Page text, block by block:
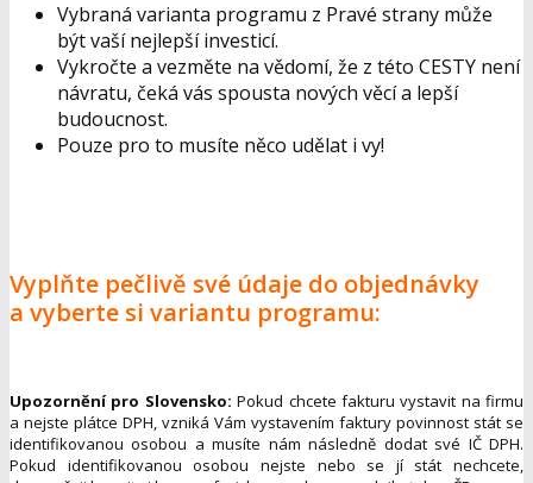
Vybraná varianta programu z Pravé strany může
být vaší nejlepší investicí.
Vykročte a vezměte na vědomí, že z této CESTY není
návratu, čeká vás spousta nových věcí a lepší
budoucnost.
Pouze pro to musíte něco udělat i vy!
Vyplňte pečlivě své údaje do objednávky
a vyberte si variantu programu:
Upozornění pro Slovensko: Pokud chcete fakturu vystavit na firmu
a nejste plátce DPH, vzniká Vám vystavením faktury povinnost stát se
identifikovanou osobou a musíte nám následně dodat své IČ DPH.
Pokud identifikovanou osobou nejste nebo se jí stát nechcete,